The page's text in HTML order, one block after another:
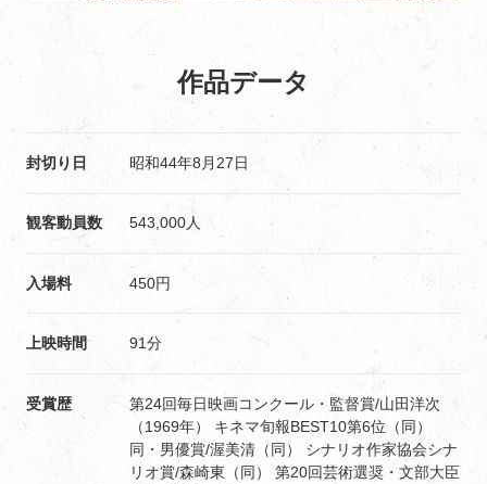
作品データ
封切り日 昭和44年8月27日
観客動員数 543,000人
入場料 450円
上映時間 91分
受賞歴
第24回毎日映画コンクール・監督賞/山田洋次
（1969年） キネマ旬報BEST10第6位（同）
同・男優賞/渥美清（同） シナリオ作家協会シナ
リオ賞/森崎東（同） 第20回芸術選奨・文部大臣